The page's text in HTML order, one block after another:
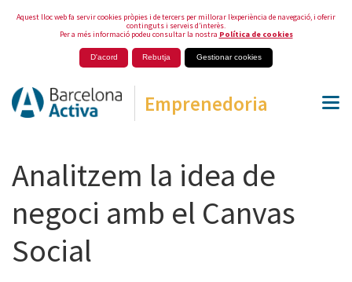
Aquest lloc web fa servir cookies pròpies i de tercers per millorar l’experiència de navegació, i oferir
continguts i serveis d’interès.
Per a més informació podeu consultar la nostra Política de cookies
D'acord Rebutja Gestionar cookies
Emprenedoria
Analitzem la idea de
negoci amb el Canvas
Social